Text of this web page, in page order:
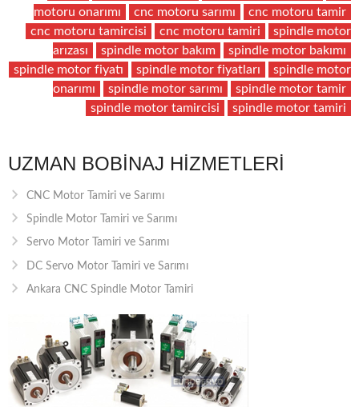
motoru onarımı
cnc motoru sarımı
cnc motoru tamir
cnc motoru tamircisi
cnc motoru tamiri
spindle motor
arızası
spindle motor bakım
spindle motor bakımı
spindle motor fiyatı
spindle motor fiyatları
spindle motor
onarımı
spindle motor sarımı
spindle motor tamir
spindle motor tamircisi
spindle motor tamiri
UZMAN BOBINAJ HIZMETLERI
CNC Motor Tamiri ve Sarımı
Spindle Motor Tamiri ve Sarımı
Servo Motor Tamiri ve Sarımı
DC Servo Motor Tamiri ve Sarımı
Ankara CNC Spindle Motor Tamiri